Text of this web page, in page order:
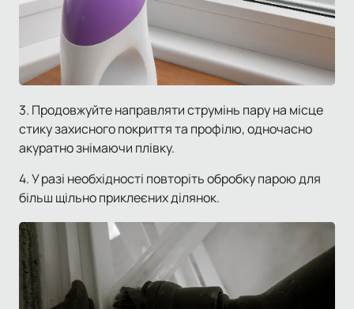
3. Продовжуйте направляти струмінь пару на місце
стику захисного покриття та профілю, одночасно
акуратно знімаючи плівку.
4. У разі необхідності повторіть обробку парою для
більш щільно приклеєних ділянок.